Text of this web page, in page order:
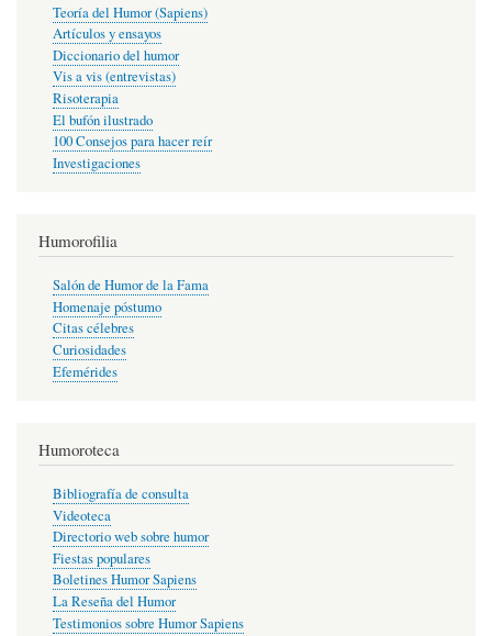
Teoría del Humor (Sapiens)
Artículos y ensayos
Diccionario del humor
Vis a vis (entrevistas)
Risoterapia
El bufón ilustrado
100 Consejos para hacer reír
Investigaciones
Humorofilia
Salón de Humor de la Fama
Homenaje póstumo
Citas célebres
Curiosidades
Efemérides
Humoroteca
Bibliografía de consulta
Videoteca
Directorio web sobre humor
Fiestas populares
Boletines Humor Sapiens
La Reseña del Humor
Testimonios sobre Humor Sapiens